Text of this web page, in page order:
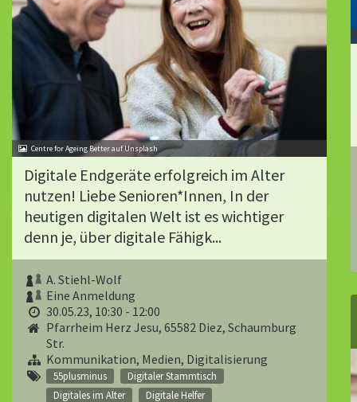
Centre for Ageing Better auf Unsplash
Digitale Endgeräte erfolgreich im Alter
nutzen! Liebe Senioren*Innen, In der
heutigen digitalen Welt ist es wichtiger
denn je, über digitale Fähigk...
A. Stiehl-Wolf
Eine Anmeldung
30.05.23, 10:30 - 12:00
Pfarrheim Herz Jesu, 65582 Diez, Schaumburg
Str.
Kommunikation, Medien, Digitalisierung
55plusminus
Digitaler Stammtisch
Digitales im Alter
Digitale Helfer